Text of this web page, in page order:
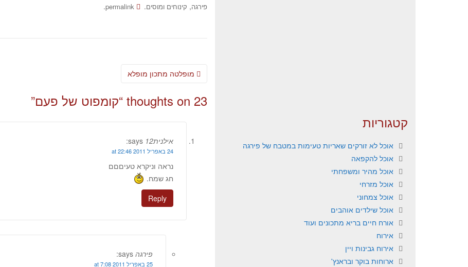
פירגה, קינוחים ומוסים.
permalink
.
23 thoughts on “ קומפוט של פעם”
אילנית12 says:
24 באפריל 2011 at 22:46
נראה וניקרא טעיםםם
חג שמח.
Reply
פירגה says:
25 באפריל 2011 at 7:08
קטגוריות
אוכל לא זורקים שאריות טעימות במטבח של פירגה
אוכל להקפאה
אוכל מהיר ומשפחתי
אוכל מזרחי
אוכל צמחוני
אוכל שילדים אוהבים
אורח חיים בריא מתכונים ועוד
אירוח
אירוח גבינות ויין
ארוחות בוקר ובראנץ'